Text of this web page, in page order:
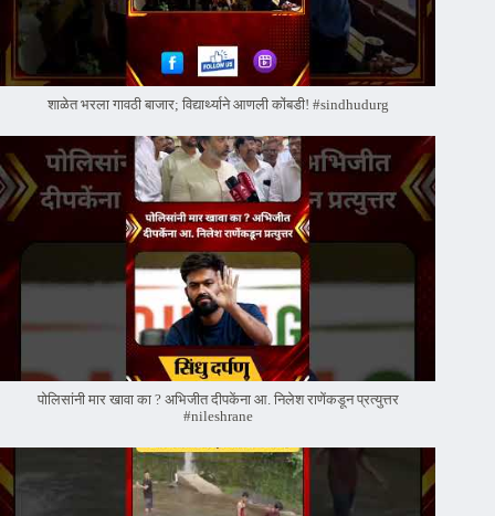
शाळेत भरला गावठी बाजार; विद्यार्थ्याने आणली कोंबडी! #sindhudurg
पोलिसांनी मार खावा का ? अभिजीत दीपकेंना आ. निलेश राणेंकडून प्रत्युत्तर
#nileshrane